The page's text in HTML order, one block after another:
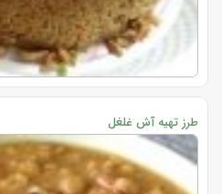
طرز تهیه آش غلغل